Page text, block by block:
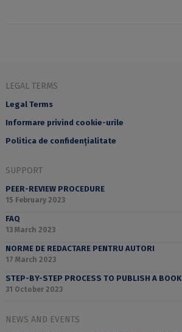
LEGAL TERMS
Legal Terms
Informare privind cookie-urile
Politica de confidențialitate
SUPPORT
PEER-REVIEW PROCEDURE
15 February 2023
FAQ
13 March 2023
NORME DE REDACTARE PENTRU AUTORI
17 March 2023
STEP-BY-STEP PROCESS TO PUBLISH A BOOK
31 October 2023
NEWS AND EVENTS